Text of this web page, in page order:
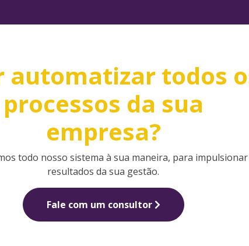
automatizar todos
processos da sua
empresa?
todo nosso sistema à sua maneira, para
resultados da sua gestão.
Fale com um consultor